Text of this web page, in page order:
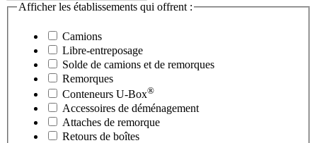
Afficher les établissements qui offrent :
Camions
Libre-entreposage
Solde de camions et de remorques
Remorques
Conteneurs U-Box®
Accessoires de déménagement
Attaches de remorque
Retours de boîtes